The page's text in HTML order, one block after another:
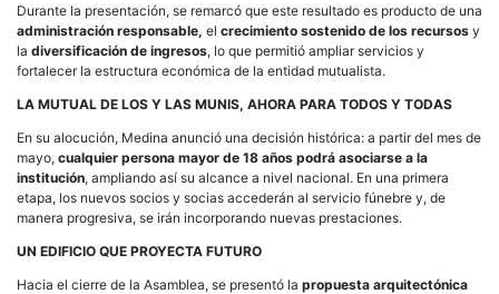
Durante la presentación, se remarcó que este resultado es producto de una
administración responsable, el crecimiento sostenido de los recursos y
la diversificación de ingresos, lo que permitió ampliar servicios y
fortalecer la estructura económica de la entidad mutualista.
LA MUTUAL DE LOS Y LAS MUNIS, AHORA PARA TODOS Y TODAS
En su alocución, Medina anunció una decisión histórica: a partir del mes de
mayo, cualquier persona mayor de 18 años podrá asociarse a la
institución, ampliando así su alcance a nivel nacional. En una primera
etapa, los nuevos socios y socias accederán al servicio fúnebre y, de
manera progresiva, se irán incorporando nuevas prestaciones.
UN EDIFICIO QUE PROYECTA FUTURO
Hacia el cierre de la Asamblea, se presentó la propuesta arquitectónica